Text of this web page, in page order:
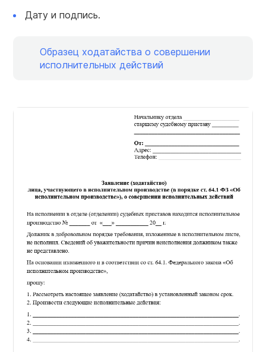
Дату и подпись.
Образец ходатайства о совершении
исполнительных действий